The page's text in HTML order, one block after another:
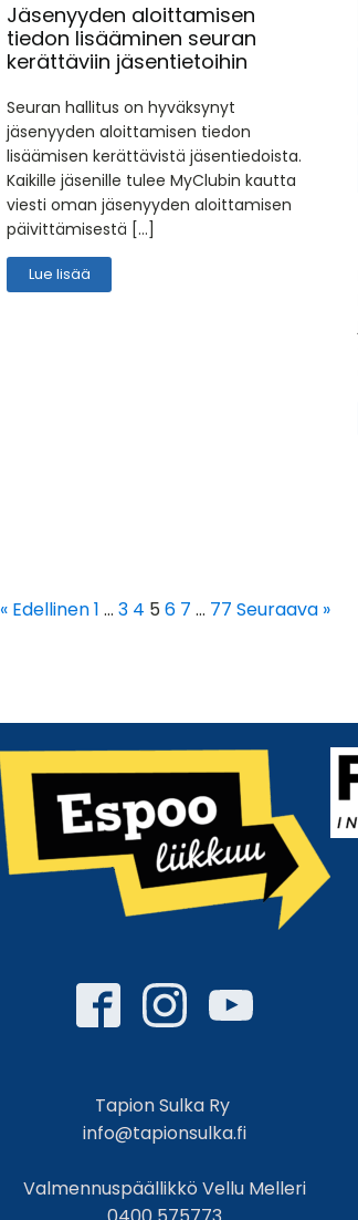
Jäsenyyden aloittamisen
tiedon lisääminen seuran
kerättäviin jäsentietoihin
Seuran hallitus on hyväksynyt
jäsenyyden aloittamisen tiedon
lisäämisen kerättävistä jäsentiedoista.
Kaikille jäsenille tulee MyClubin kautta
viesti oman jäsenyyden aloittamisen
päivittämisestä […]
Lue lisää
« Edellinen1 … 3 4 5 6 7 … 77 Seuraava »
Tapion Sulka Ry
info@tapionsulka.fi
Valmennuspäällikkö Vellu Melleri